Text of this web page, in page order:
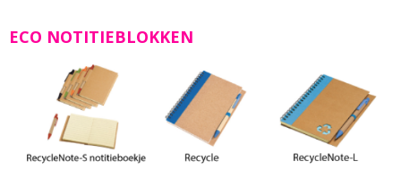
ECO NOTITIEBLOKKEN